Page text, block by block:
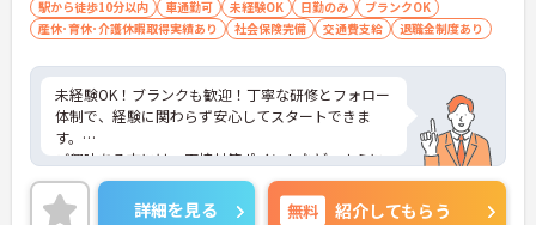
駅から徒歩10分以内 車通勤可 未経験OK 日勤のみ
ブランクOK
産休･育休･介護休暇取得実績あり
社会保険完備 交通費支給 退職金制度あり
未経験OK！ブランクも歓迎！丁寧な研修とフォロー
体制で、経験に関わらず安心してスタートできま
す。
ご興味ある方には、面接対策ポイントなど、さらに
詳細をお話しいたしますのでお気軽にご相談くださ
い。
詳細を見る 無料 紹介してもらう